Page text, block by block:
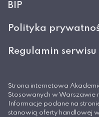
BIP
Polityka
Regulamin
Strona internetowa
Stosowanych w Warszawie
Informacje podane na
stanowią oferty handlowej